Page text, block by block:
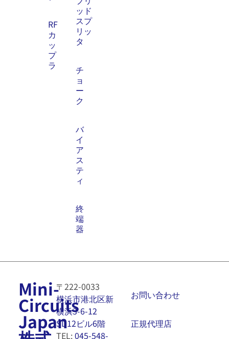
RF
カ
ッ
プ
ラ
ッド
スプ
リッ
タ
チ
ョ
ー
ク
バ
イ
ア
ス
テ
ィ
終
端
器
Mini-
Circuits
Japan
〒222-0033
横浜市港北区新
横浜3-6-12
SD12ビル6階
TEL:045-548-
お問い合わせ
正規代理店